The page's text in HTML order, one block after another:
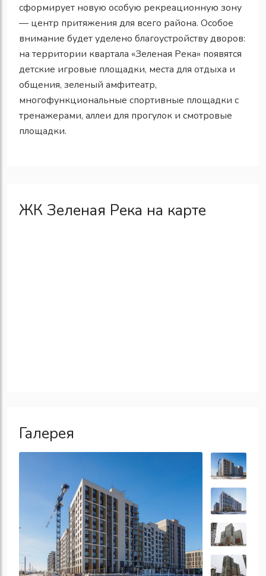
сформирует новую особую рекреационную зону
— центр притяжения для всего района. Особое
внимание будет уделено благоустройству дворов:
на территории квартала «Зеленая Река» появятся
детские игровые площадки, места для отдыха и
общения, зеленый амфитеатр,
многофункциональные спортивные площадки с
тренажерами, аллеи для прогулок и смотровые
площадки.
ЖК Зеленая Река на карте
Галерея